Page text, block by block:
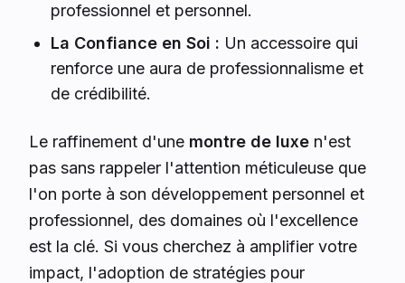
professionnel et personnel.
La Confiance en Soi : Un accessoire qui
renforce une aura de professionnalisme et
de crédibilité.
Le raffinement d'une montre de luxe n'est
pas sans rappeler l'attention méticuleuse que
l'on porte à son développement personnel et
professionnel, des domaines où l'excellence
est la clé. Si vous cherchez à amplifier votre
impact, l'adoption de stratégies pour